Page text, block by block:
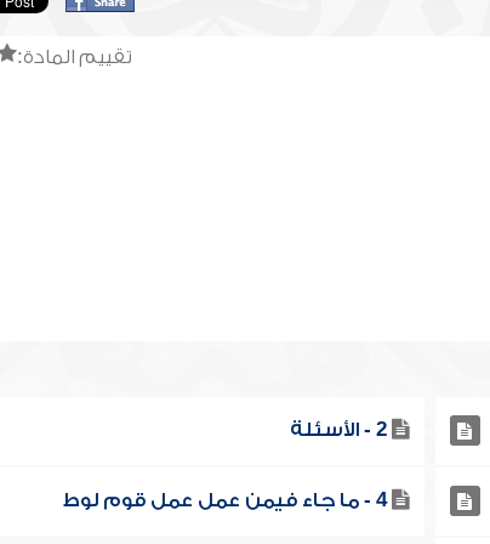
تقييم المادة:
2 - الأسئلة
4 - ما جاء فيمن عمل عمل قوم لوط